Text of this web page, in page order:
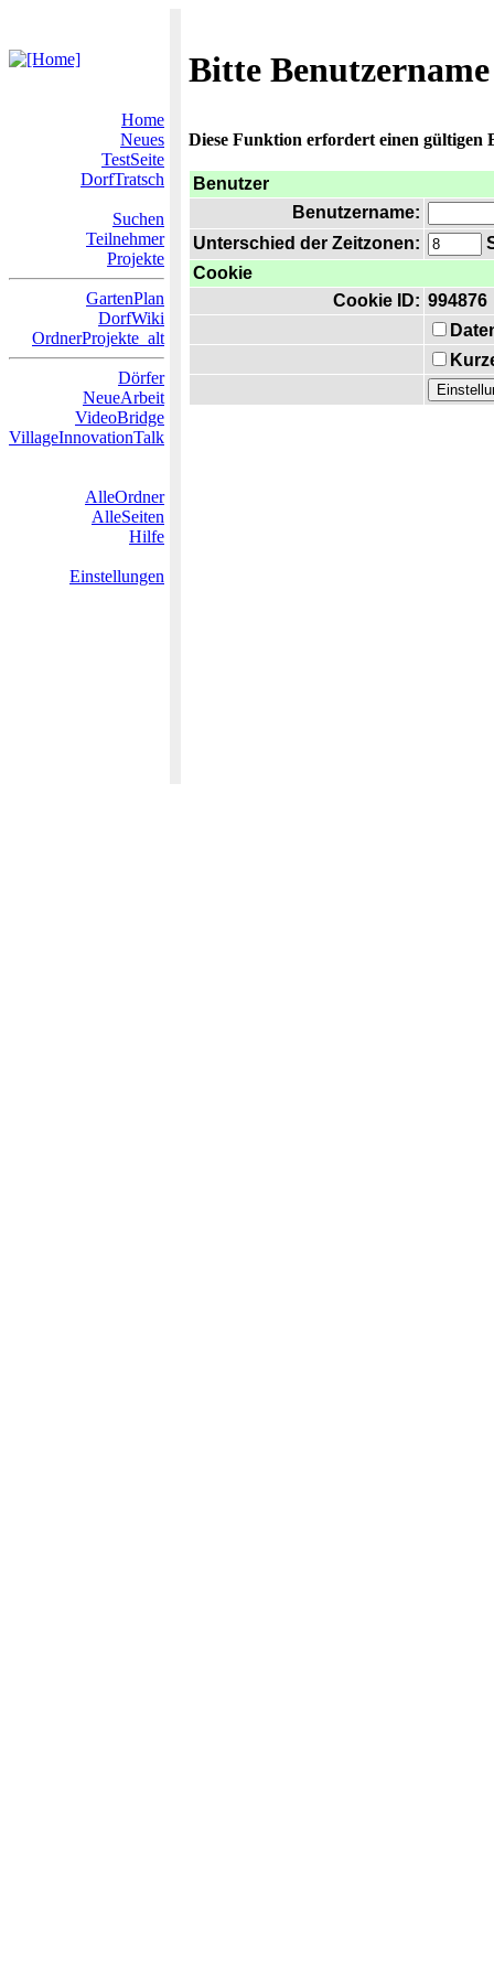
Bitte
Home
Neues
TestSeite
DorfTratsch
Suchen
Teilnehmer
Projekte
GartenPlan
DorfWiki
OrdnerProjekte_alt
Dörfer
NeueArbeit
VideoBridge
VillageInnovationTalk
AlleOrdner
AlleSeiten
Hilfe
Einstellungen
Diese Funktion erfordert einen gültigen
Benutzer
Benutzername:
Unterschied der Zeitzonen:
Cookie
Cookie ID: 994876